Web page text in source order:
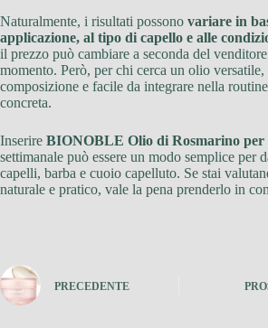
Naturalmente, i risultati possono variare in
applicazione, al tipo di capello e alle
il prezzo può cambiare a seconda del
momento. Però, per chi cerca un olio
composizione e facile da integrare nella
concreta.
Inserire BIONOBLE Olio di Rosmarino per
settimanale può essere un modo semplice per
capelli, barba e cuoio capelluto. Se stai
naturale e pratico, vale la pena prenderlo in
PRECEDENTE